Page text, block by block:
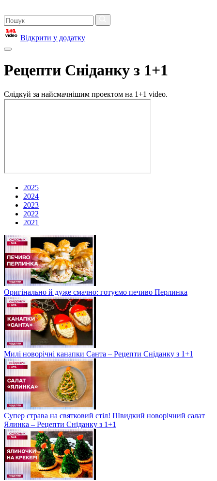
Відкрити у додатку
Рецепти Сніданку з 1+1
Слідкуй за найсмачнішим проектом на 1+1 video.
2025
2024
2023
2022
2021
Оригінально й дуже смачно: готуємо печиво Перлинка
Милі новорічні канапки Санта – Рецепти Сніданку з 1+1
Супер страва на святковий стіл! Швидкий новорічний салат
Ялинка – Рецепти Сніданку з 1+1